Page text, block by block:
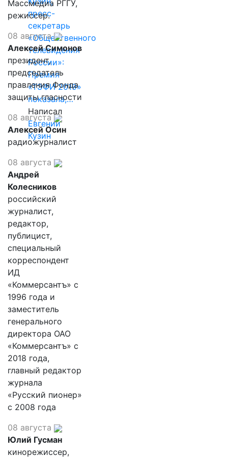
пресс-
секретарь
«Общественного
телевидения
России»:
Премия
«ТЭФИ 2019»
показала,…
Написал
Евгений
Кузин
Массмедиа РГГУ,
режиссер.
08 августа
Алексей Симонов
президент,
председатель
правления Фонда
защиты гласности
08 августа
Алексей Осин
радиожурналист
08 августа
Андрей
Колесников
российский
журналист,
редактор,
публицист,
специальный
корреспондент
ИД
«Коммерсантъ» с
1996 года и
заместитель
генерального
директора ОАО
«Коммерсантъ» с
2018 года,
главный редактор
журнала
«Русский пионер»
с 2008 года
08 августа
Юлий Гусман
кинорежиссер,